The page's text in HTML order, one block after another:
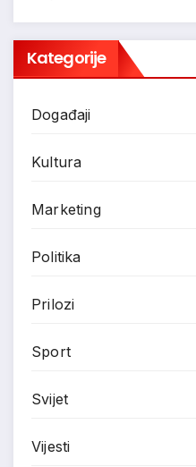
Kategorije
Događaji
Kultura
Marketing
Politika
Prilozi
Sport
Svijet
Vijesti